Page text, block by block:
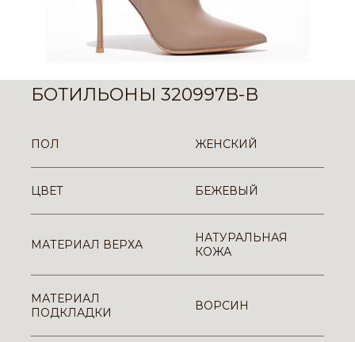
БОТИЛЬОНЫ 320997B-B
ПОЛ ЖЕНСКИЙ
ЦВЕТ БЕЖЕВЫЙ
МАТЕРИАЛ ВЕРХА
НАТУРАЛЬНАЯ
КОЖА
МАТЕРИАЛ
ПОДКЛАДКИ
ВОРСИН